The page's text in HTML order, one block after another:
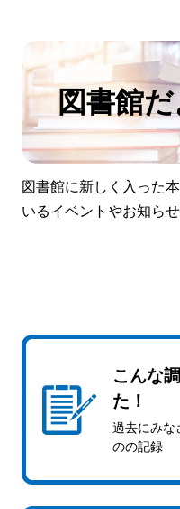
図書館だ
図書館に新しく入った
いるイベントやお知ら
こんな
た！
過去にみな
のの記録